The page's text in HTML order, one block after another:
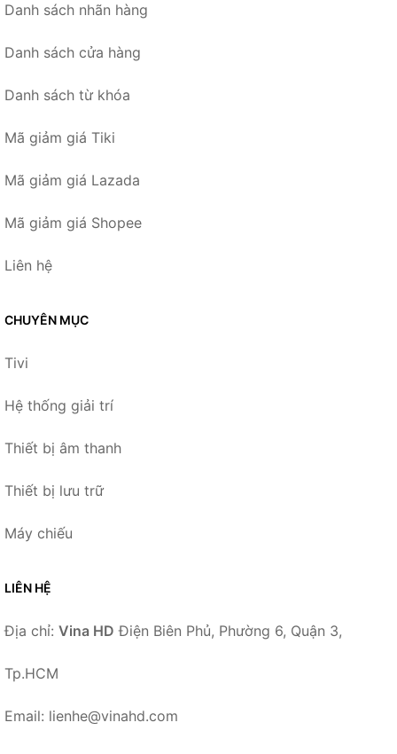
Danh sách nhãn hàng
Danh sách cửa hàng
Danh sách từ khóa
Mã giảm giá Tiki
Mã giảm giá Lazada
Mã giảm giá Shopee
Liên hệ
CHUYÊN MỤC
Tivi
Hệ thống giải trí
Thiết bị âm thanh
Thiết bị lưu trữ
Máy chiếu
LIÊN HỆ
Địa chỉ: Vina HD Điện Biên Phủ, Phường 6, Quận 3,
Tp.HCM
Email: lienhe@vinahd.com